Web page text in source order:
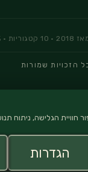
חוויית הגלישה, ניתוח
הגדרות
×